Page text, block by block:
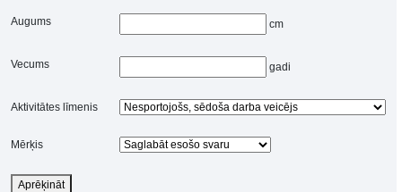
Augums cm
Vecums gadi
Aktivitātes līmenis
Mērķis
Aprēķināt